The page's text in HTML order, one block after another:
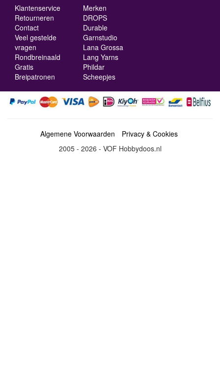
Klantenservice
Retourneren
Contact
Veel gestelde
vragen
Rondbreinaald
Gratis
Breipatronen
Merken
DROPS
Durable
Garnstudio
Lana Grossa
Lang Yarns
Phildar
Scheepjes
Algemene Voorwaarden
Privacy & Cookies
2005 - 2026 - VOF Hobbydoos.nl